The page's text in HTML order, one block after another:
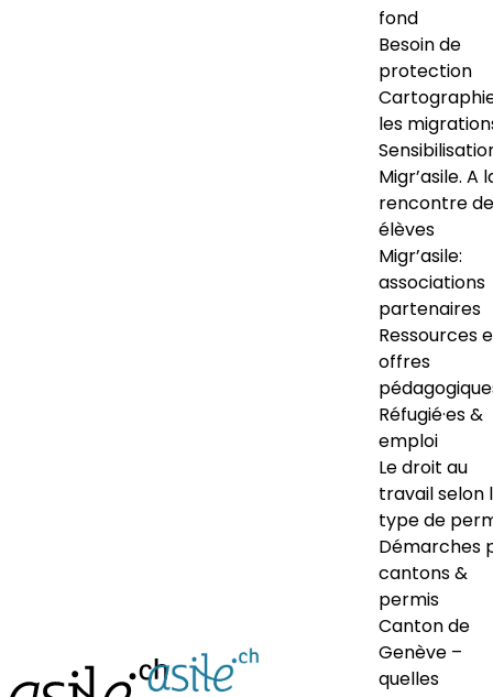
fond
Besoin de
protection
les
Migr’asile. A
rencontre
élèves
Migr’asile:
associations
partenaires
Ressources
offres
Réfugié·es &
emploi
Le droit au
travail selon
type de
Démarches
cantons &
permis
Canton de
Genève –
quelles